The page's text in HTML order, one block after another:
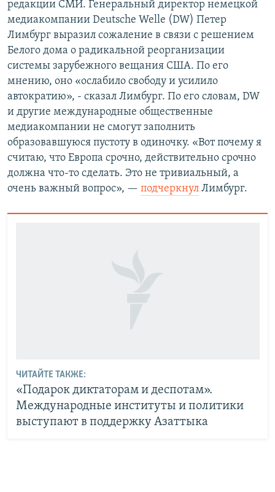
редакции СМИ. Генеральный директор немецкой
медиакомпании Deutsche Welle (DW) Петер
Лимбург выразил сожаление в связи с решением
Белого дома о радикальной реорганизации
системы зарубежного вещания США. По его
мнению, оно «ослабило свободу и усилило
автократию», - сказал Лимбург. По его словам, DW
и другие международные общественные
медиакомпании не смогут заполнить
образовавшуюся пустоту в одиночку. «Вот почему я
считаю, что Европа срочно, действительно срочно
должна что-то сделать. Это не тривиальный, а
очень важный вопрос», — подчеркнул Лимбург.
ЧИТАЙТЕ ТАКЖЕ:
«Подарок диктаторам и деспотам».
Международные институты и политики
выступают в поддержку Азаттыка